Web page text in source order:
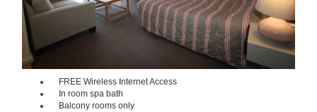
FREE Wireless Internet Access
In room spa bath
Balcony rooms only